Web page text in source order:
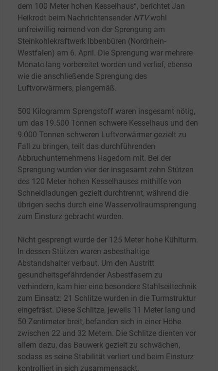
dem 100 Meter hohen Kesselhaus“, berichtet Jan
Heikrodt beim Nachrichtensender NTVwohl
unfreiwillig reimend von der Sprengung am
Steinkohlekraftwerk Ibbenbüren (Nordrhein-
Westfalen) am 6. April. Die Sprengung war mehrere
Monate lang vorbereitet worden und verlief, ebenso
wie die anschließende Sprengung des
Luftvorwärmers, plangemäß.
500 Kilogramm Sprengstoff waren insgesamt nötig,
um das 19.500 Tonnen schwere Kesselhaus und den
9.000 Tonnen schweren Luftvorwärmer gezielt zu
Fall zu bringen, teilt das durchführenden
Abbruchunternehmens Hagedorn mit. Bei der
Sprengung wurden vier der insgesamt zehn Stützen
des 120 Meter hohen Kesselhauses mithilfe von
Schneidladungen gezielt durchtrennt, während die
übrigen sechs durch eine Wasservollraumsprengung
zum Einsturz gebracht wurden.
Nicht gesprengt wurde der 125 Meter hohe Kühlturm.
In dessen Stützen waren asbesthaltige
Abstandshalter verbaut. Um den Austritt
gesundheitsgefährdender Asbestfasern zu
verhindern, kam hier eine besondere Stahlseiltechnik
zum Einsatz: 21 Schlitze wurden in die Turmstruktur
eingefräst. Diese Schlitze, jeweils 11
Meter lang und
50 Zentimeter breit, befanden sich in einer Höhe
zwischen 22 und 32 Metern. Die Schlitze dienten vor
allem dazu, das Bauwerk gezielt zu schwächen,
sodass es seine Stabilität verliert und beim Einsturz
kontrolliert in sich zusammensackt.